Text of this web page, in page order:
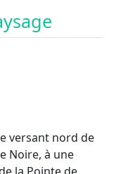
versant nord de
Noire, à une